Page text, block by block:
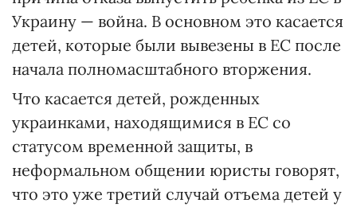
Украину — война. В основном это касается
детей, которые были вывезены в ЕС после
начала полномасштабного вторжения.
Что касается детей, рожденных
украинками, находящимися в ЕС со
статусом временной защиты, в
неформальном общении юристы говорят,
что это уже третий случай отъема детей у